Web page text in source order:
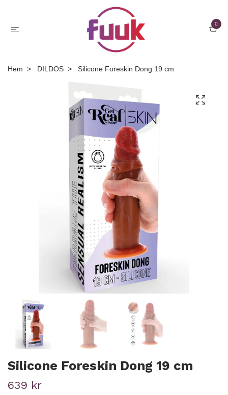
0
Hem DILDOS Silicone Foreskin Dong 19 cm
Silicone Foreskin Dong 19 cm
639 kr